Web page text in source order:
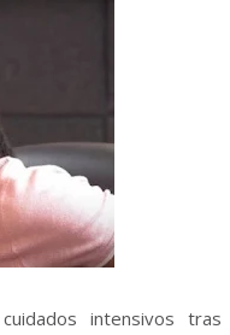
intensivos